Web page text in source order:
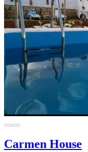
Carmen House